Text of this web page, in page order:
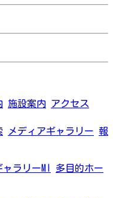
施設案内 アクセス
メディアギャラリー 報
ャラリーMI
多目的ホー